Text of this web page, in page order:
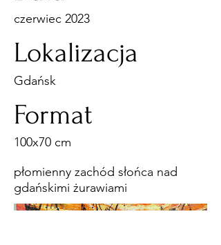
czerwiec 2023
Lokalizacja
Gdańsk
Format
100x70 cm
płomienny zachód słońca nad
gdańskimi żurawiami